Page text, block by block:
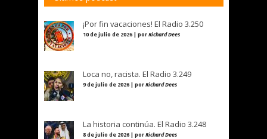
¡Por fin vacaciones! El Radio 3.250
10 de julio de 2026 | porRichard Dees
Loca no, racista. El Radio 3.249
9 de julio de 2026 | porRichard Dees
La historia continúa. El Radio 3.248
8 de julio de 2026 | porRichard Dees